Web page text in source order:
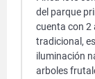
del parque
cuenta con 2
tradicional,
iluminación
arboles